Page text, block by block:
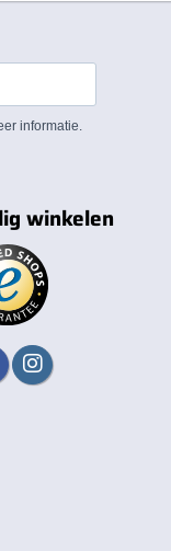
informatie.
winkelen